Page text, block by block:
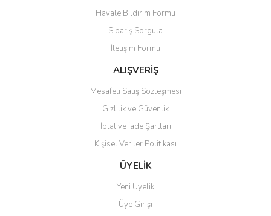
Ürün açıklamasında eksik bilgiler bulunuyor.
Ürün bilgilerinde hatalar bulunuyor.
Ürün fiyatı diğer sitelerden daha pahalı.
Bu ürüne benzer farklı alternatifler olmalı.
Gönder
Havale Bildirim Formu
Sipariş Sorgula
İletişim Formu
ALIŞVERİŞ
Mesafeli Satış Sözleşmesi
Gizlilik ve Güvenlik
İptal ve İade Şartları
Kişisel Veriler Politikası
ÜYELİK
Yeni Üyelik
Üye Girişi